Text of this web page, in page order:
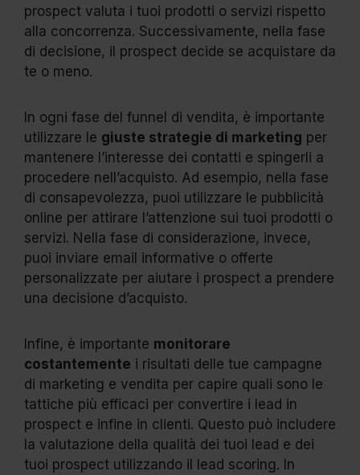
prospect valuta i tuoi prodotti o servizi rispetto
alla concorrenza. Successivamente, nella fase
di decisione, il prospect decide se acquistare da
te o meno.
In ogni fase del funnel di vendita, è importante
utilizzare le giuste strategie di marketing per
mantenere l’interesse dei contatti e spingerli a
procedere nell’acquisto. Ad esempio, nella fase
di consapevolezza, puoi utilizzare le pubblicità
online per attirare l’attenzione sui tuoi prodotti o
servizi. Nella fase di considerazione, invece,
puoi inviare email informative o offerte
personalizzate per aiutare i prospect a prendere
una decisione d’acquisto.
Infine, è importante monitorare
costantemente i risultati delle tue campagne
di marketing e vendita per capire quali sono le
tattiche più efficaci per convertire i lead in
prospect e infine in clienti. Questo può includere
la valutazione della qualità dei tuoi lead e dei
tuoi prospect utilizzando il lead scoring. In